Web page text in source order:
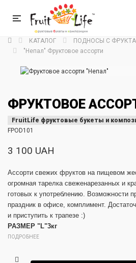
КАТАЛОГ
ПОДНОСЫ С
"Непал" Фруктовое ассорти
ФРУКТОВОЕ
FruitLife фруктовые букеты и
FPOD101
3 100 UAH
Ассорти свежих фруктов на пищевом
огромная тарелка свеженарезанных и
готовых к употреблению. Возможности
праздник в офисе, комплимент.
и приступить к трапезе :)
РАЗМЕР "L"3кг
ПОДРОБНЕЕ